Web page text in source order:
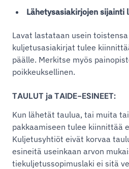
Lähetysasiakirjojen sijainti
Lavat lastataan usein
kuljetusasiakirjat tulee
päälle. Merkitse myös
poikkeuksellinen.
TAULUT ja TAIDE-ESINEET:
Kun lähetät taulua, tai muita
pakkaamiseen tulee kiinnittää
Kuljetusyhtiöt eivät korvaa
esineitä useinkaan arvon
tiekuljetussopimuslaki ei sitä